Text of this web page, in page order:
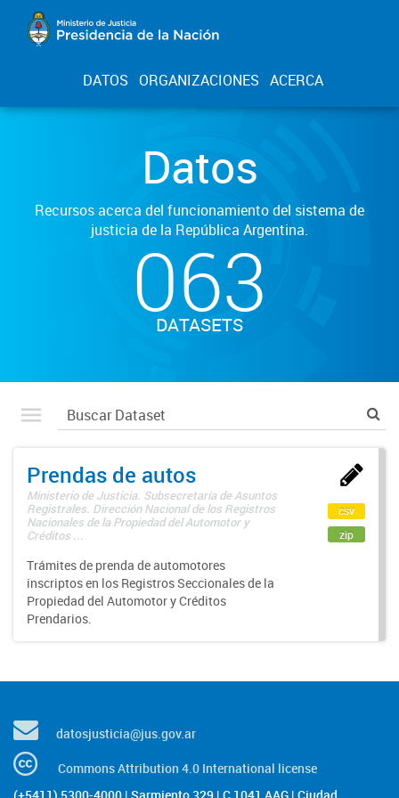
DATOS ORGANIZACIONES ACERCA
Datos
Recursos acerca del funcionamiento del sistema de
justicia de la República Argentina.
063
DATASETS
Prendas de autos
Ministerio de Justicia. Subsecretaría de Asuntos
Registrales. Dirección Nacional de los Registros
Nacionales de la Propiedad del Automotor y
Créditos ...
Trámites de prenda de automotores
inscriptos en los Registros Seccionales de la
Propiedad del Automotor y Créditos
Prendarios.
csv
zip
datosjusticia@jus.gov.ar
Commons Attribution 4.0 International license